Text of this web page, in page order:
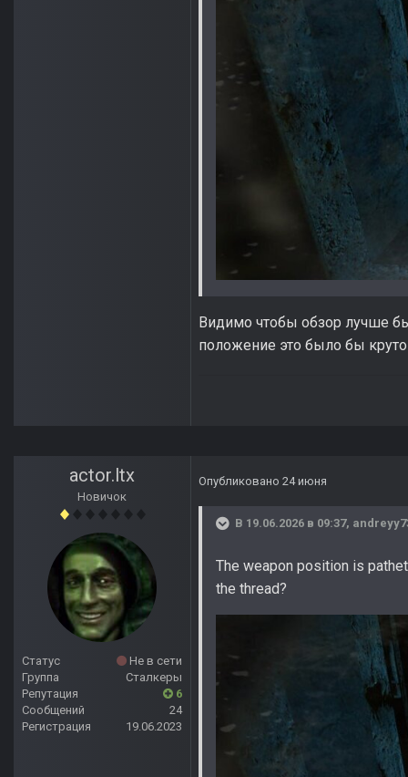
Видимо чтобы обзор лучше
положение это было бы
actor.ltx
Новичок
Статус
Не в сети
Группа
Сталкеры
Репутация
6
Сообщений
24
Регистрация
19.06.2023
Опубликовано 24 июня
В 19.06.2026 в 09:37,
The weapon position is
the thread?